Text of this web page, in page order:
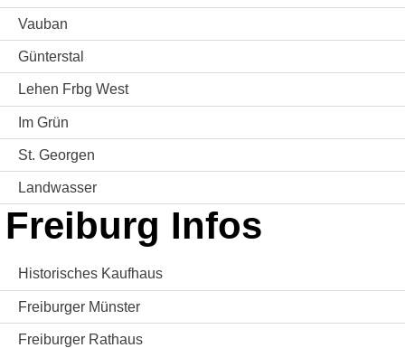
Vauban
Günterstal
Lehen Frbg West
Im Grün
St. Georgen
Landwasser
Freiburg Infos
Historisches Kaufhaus
Freiburger Münster
Freiburger Rathaus